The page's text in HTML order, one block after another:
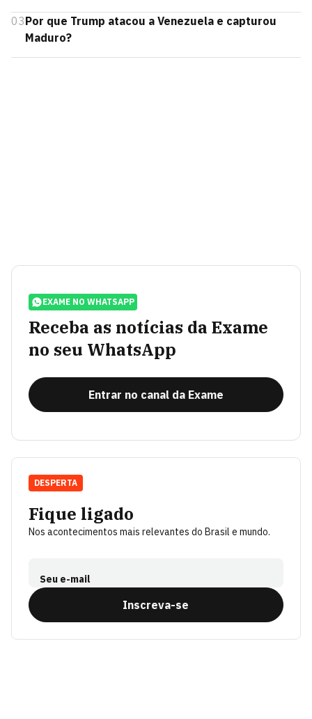
03Por que Trump atacou a Venezuela e capturou
Maduro?
EXAME NO WHATSAPP
Receba as notícias da Exame
no seu WhatsApp
Entrar no canal da Exame
Fique ligado
Nos acontecimentos mais relevantes do Brasil e mundo.
Seu e-mail
Inscreva-se
DESPERTA